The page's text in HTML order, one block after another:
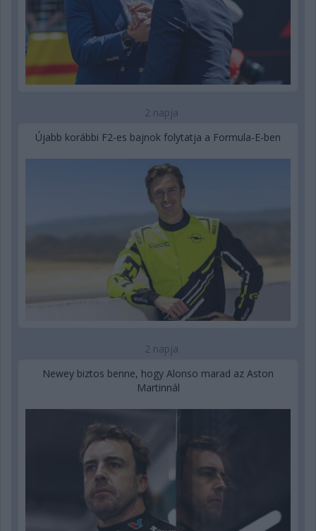
2 napja
Újabb korábbi F2-es bajnok folytatja a Formula-E-ben
2 napja
Newey biztos benne, hogy Alonso marad az Aston
Martinnál